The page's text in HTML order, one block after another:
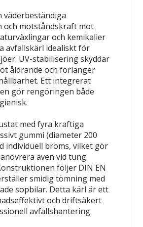
väderbeständiga
och motståndskraft mot
och kemikalier
avfallskärl idealiskt för
UV-stabilisering skyddar
åldrande och förlänger
Ett integrerat
gör rengöringen både
med fyra kraftiga
gummi (diameter 200
individuell broms, vilket gör
även vid tung
följer DIN EN
smidig tömning med
sopbilar. Detta kärl är ett
och driftsäkert
avfallshantering.